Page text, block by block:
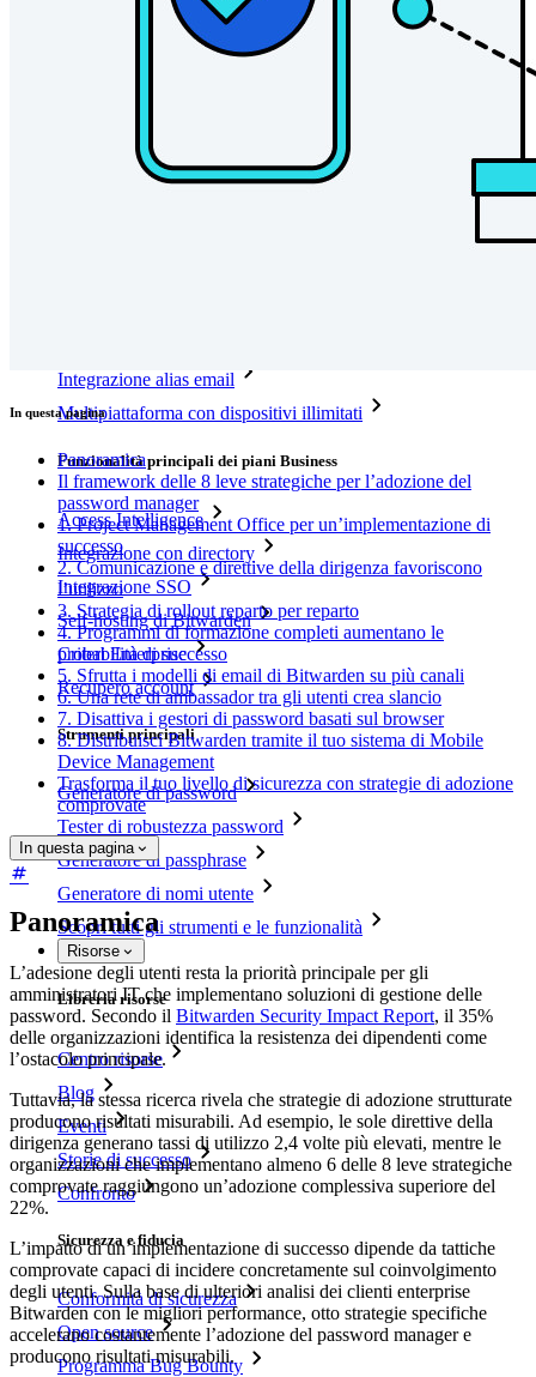
Download
Funzionalità
Integrazione alias email
Multipiattaforma con dispositivi illimitati
Funzionalità principali dei piani Business
Access Intelligence
Integrazione con directory
Integrazione SSO
Self-hosting di Bitwarden
Criteri Enterprise
Recupero account
Strumenti principali
Generatore di password
Tester di robustezza password
Generatore di passphrase
Generatore di nomi utente
Scopri tutti gli strumenti e le funzionalità
Risorse
Libreria risorse
Centro risorse
Blog
Eventi
Storie di successo
Confronto
Sicurezza e fiducia
Conformità di sicurezza
Open source
Programma Bug Bounty
In questa pagina
Panoramica
Il framework delle 8 leve strategiche per l’adozione del
password manager
1. Project Management Office per un’implementazione di
successo
2. Comunicazione e direttive della dirigenza favoriscono
l’utilizzo
3. Strategia di rollout reparto per reparto
4. Programmi di formazione completi aumentano le
probabilità di successo
5. Sfrutta i modelli di email di Bitwarden su più canali
6. Una rete di ambassador tra gli utenti crea slancio
7. Disattiva i gestori di password basati sul browser
8. Distribuisci Bitwarden tramite il tuo sistema di Mobile
Device Management
Trasforma il tuo livello di sicurezza con strategie di adozione
comprovate
In questa pagina
Panoramica
L’adesione degli utenti resta la priorità principale per gli
amministratori IT che implementano soluzioni di gestione delle
password. Secondo il Bitwarden Security Impact Report, il 35%
delle organizzazioni identifica la resistenza dei dipendenti come
l’ostacolo principale.
Tuttavia, la stessa ricerca rivela che strategie di adozione strutturate
producono risultati misurabili. Ad esempio, le sole direttive della
dirigenza generano tassi di utilizzo 2,4 volte più elevati, mentre le
organizzazioni che implementano almeno 6 delle 8 leve strategiche
comprovate raggiungono un’adozione complessiva superiore del
22%.
L’impatto di un’implementazione di successo dipende da tattiche
comprovate capaci di incidere concretamente sul coinvolgimento
degli utenti. Sulla base di ulteriori analisi dei clienti enterprise
Bitwarden con le migliori performance, otto strategie specifiche
accelerano costantemente l’adozione del password manager e
producono risultati misurabili.